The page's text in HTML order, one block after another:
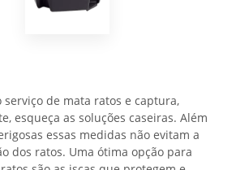
serviço de mata ratos e captura,
esqueça as soluções caseiras. Além
essas medidas não evitam a
dos ratos. Uma ótima opção para